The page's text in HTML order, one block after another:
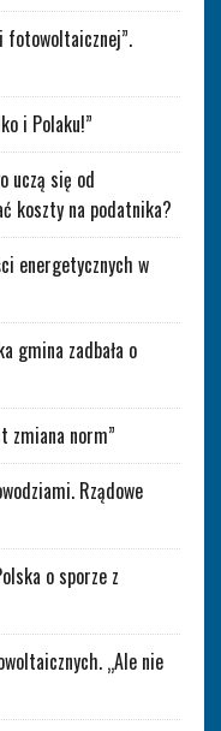
fotowoltaicznej”.
i Polaku!”
uczą się od
koszty na podatnika?
energetycznych w
gmina zadbała o
zmiana norm”
Rządowe
o sporze z
„Ale nie